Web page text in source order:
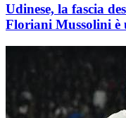
Udinese, la fascia
Floriani Mussolini è